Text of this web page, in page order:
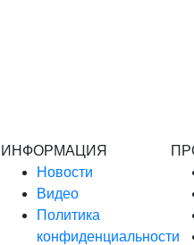
ИНФОРМАЦИЯ
Новости
Видео
Политика
конфиденциальности